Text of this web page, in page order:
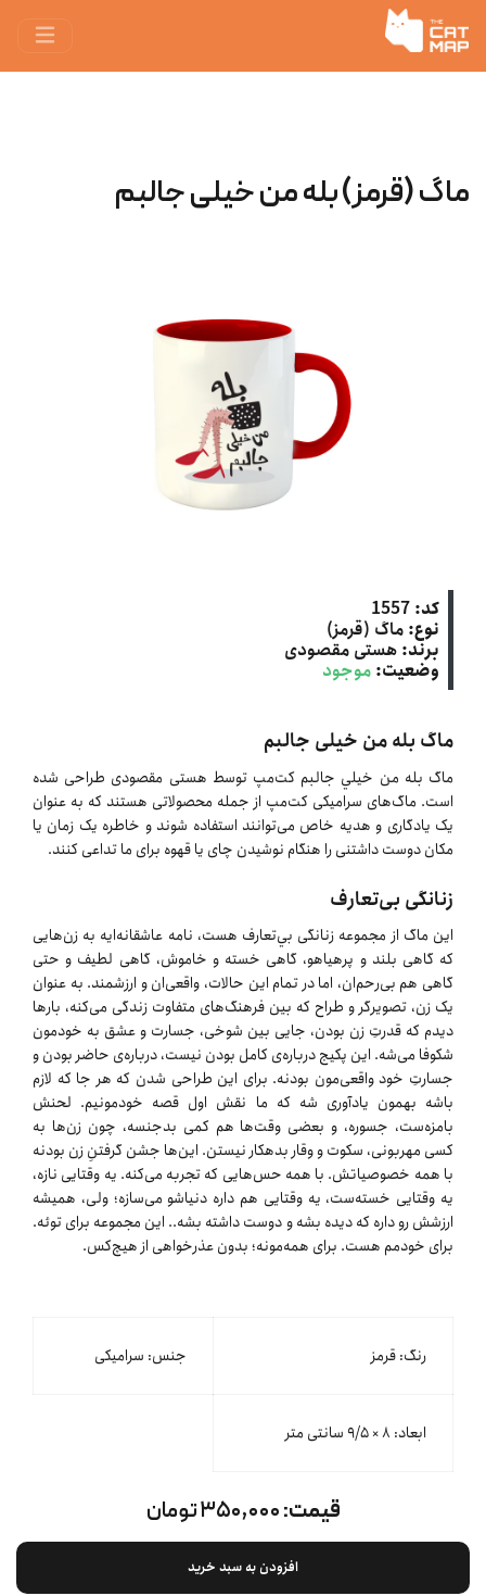
ماگ (قرمز) بله من خيلى جالبم
کد: 1557
نوع: ماگ (قرمز)
برند: هستی مقصودی
وضعیت: موجود
ماگ بله من خيلى جالبم
ماگ بله من خيلي جالبم کت‌مپ توسط هستی مقصودی طراحی شده
است. ماگ‌های سرامیکی کت‌مپ از جمله محصولاتی هستند که به عنوان
یک یادگاری و هدیه خاص می‌توانند استفاده شوند و خاطره یک زمان یا
مکان دوست داشتنی را هنگام نوشیدن چای یا قهوه برای ما تداعی کنند.
زنانگی بی‌تعارف
این ماگ از مجموعه زنانگى بي‌تعارف هست، نامه‌ عاشقانه‌ایه به زن‌هایی
که گاهی بلند و پرهیاهو، گاهی خسته و خاموش، گاهی لطیف و حتی
گاهی هم بی‌رحم‌ان، اما در تمام این حالات، واقعی‌ان و ارزشمند. به عنوان
یک زن، تصویرگر و طراح که بین فرهنگ‌های متفاوت زندگی می‌کنه، بارها
دیدم که قدرتِ زن بودن، جایی بین شوخی، جسارت و عشق به خودمون
شکوفا می‌شه. این پکیج درباره‌ی کامل بودن نیست، درباره‌ی حاضر بودن و
جسارتِ خود واقعی‌مون بودنه. برای این طراحی شدن که هر جا که لازم
باشه بهمون یادآوری شه که ما نقش اول قصه خودمونیم. لحنش
بامزه‌ست، جسوره، و بعضی وقت‌ها هم کمی بدجنسه، چون زن‌ها به
کسی مهربونی، سکوت و وقار بدهکار نیستن. این‌ها جشن گرفتنِ زن بودنه
با همه‌ خصوصیاتش. با همه حس‌هایی که تجربه می‌کنه. یه وقتایی نازه،
یه وقتایی خسته‌ست، یه وقتایی هم داره دنیاشو می‌سازه؛ ولی، همیشه
ارزشش رو داره که دیده بشه و دوست داشته بشه.. این مجموعه برای توئه.
برای خودمم هست. برای همه‌مونه؛ بدون ‌عذرخواهی از هیچ‌کس.
رنگ: قرمز جنس: سرامیکی
ابعاد: ۸ × ۹/۵ سانتی متر
قیمت:۳۵۰,۰۰۰ تومان
افزودن به سبد خرید